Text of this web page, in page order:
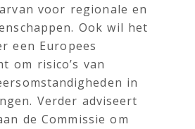
voor regionale en
Ook wil het
een Europees
om risico’s van
in
Verder adviseert
de Commissie om